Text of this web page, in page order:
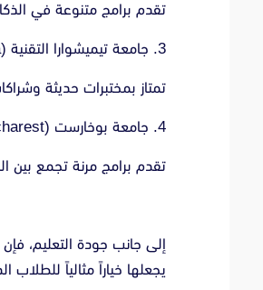
تقدم برامج متنوعة في
3. جامعة تيميشوارا التقنية (Politehnica University of Timișoara)
تمتاز بمختبرات حديثة
4. جامعة بوخارست (University of Bucharest)
تقدم برامج مرنة تجمع بين
إلى جانب جودة التعليم،
يجعلها خياراً مثالياً للطلاب